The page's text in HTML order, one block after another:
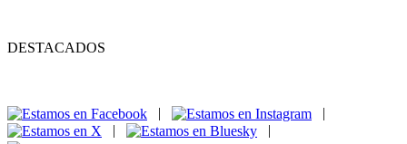
DESTACADOS
|
|
|
|